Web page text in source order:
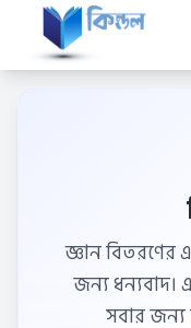
জ্ঞান বিতরণের
জন্য ধন্যবাদ।
সবার জন্য